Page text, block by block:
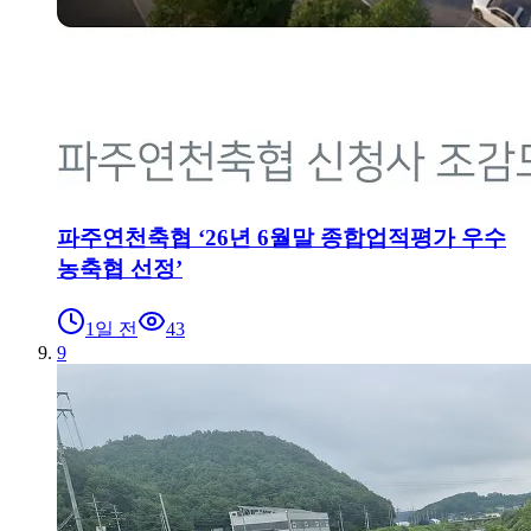
파주연천축협 ‘26년 6월말 종합업적평가 우수
농축협 선정’
1일 전
43
9